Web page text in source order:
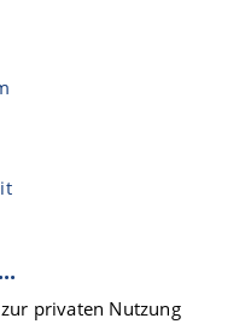
privaten Nutzung